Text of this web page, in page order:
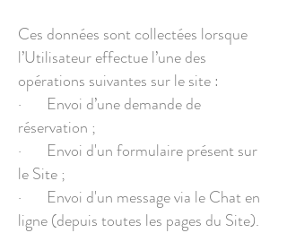
Ces données sont collectées lorsque
l’Utilisateur effectue l’une des
opérations suivantes sur le site :
· Envoi d’une demande de
réservation ;
· Envoi d'un formulaire présent sur
le Site ;
· Envoi d'un message via le Chat en
ligne (depuis toutes les pages du Site).